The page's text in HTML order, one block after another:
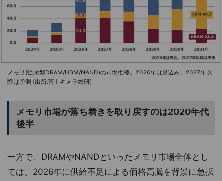
メモリ(従来型DRAM/HBM/NAND)の市場推移。2026年は見込み、2027年以
降は予測 (出所:富士キメラ総研)
メモリ市場が落ち着きを取り戻すのは2020年代
後半
一方で、DRAMやNANDといったメモリ市場全体とし
ては、2026年に供給不足による価格高騰を背景に急拡